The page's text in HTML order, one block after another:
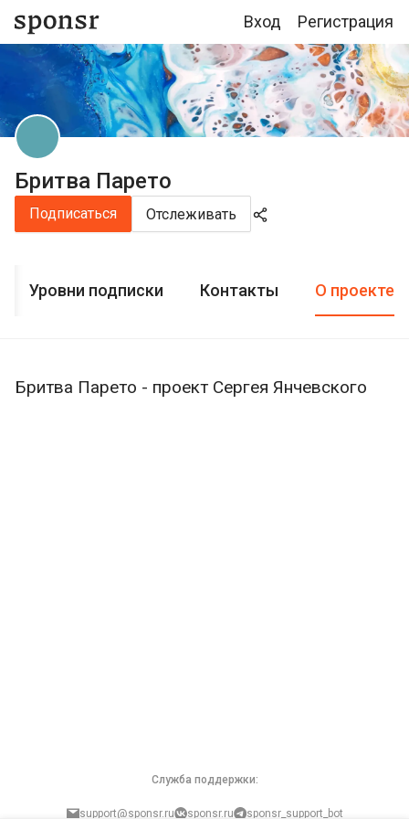
Вход Регистрация
Бритва Парето
Подписаться Отслеживать
Уровни подписки Контакты О проекте
Бритва Парето - проект Сергея Янчевского
Служба поддержки:
support@sponsr.ru sponsr.ru sponsr_support_bot